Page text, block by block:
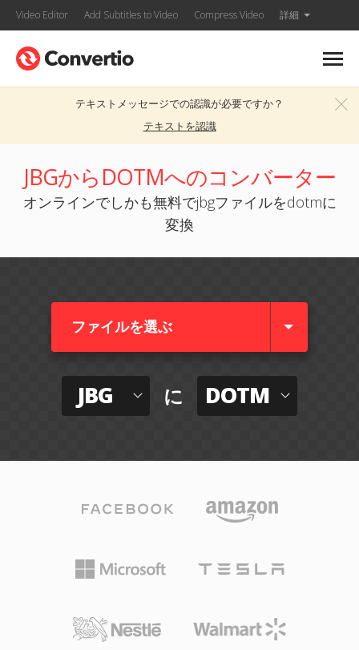
Video Editor Add Subtitles to Video Compress Video 詳細
テキストメッセージでの認識が必要ですか？
テキストを認識
JBGからDOTMへのコンバーター
オンラインでしかも無料でjbgファイルをdotmに
変換
ファイルを選ぶ
JBG に DOTM